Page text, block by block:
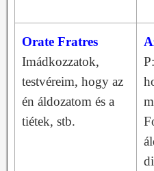
Orate Fratres
Imádkozzatok,
testvéreim, hogy az
én áldozatom és a
tiétek, stb.